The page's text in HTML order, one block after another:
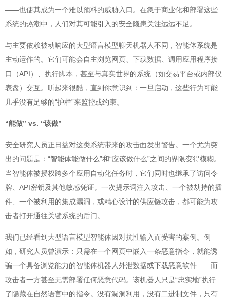
——也使其成为一个难以预料的威胁入口。在急于商业化和部署这些
系统的热潮中，人们对其可能引入的安全隐患关注远远不足。
与主要依赖被动响应的大型语言模型聊天机器人不同，智能体系统是
主动运作的。它们可能会自主浏览网页、下载数据、调用应用程序接
口（API）、执行脚本，甚至与真实世界的系统（如交易平台或内部仪
表盘）交互。听起来很酷，直到你意识到：一旦启动，这些行为可能
几乎没有足够的“护栏”来监控或约束。
“能做” vs. “该做”
安全研究人员正日益对这类系统带来的攻击面发出警告。一个尤为突
出的问题是：“智能体能做什么”和“应该做什么”之间的界限变得模糊。
当智能体被授权跨多个应用自动化任务时，它们同时也继承了访问令
牌、API密钥及其他敏感凭证。一次提示词注入攻击、一个被劫持的插
件、一个被利用的集成漏洞，或精心设计的供应链攻击，都可能为攻
击者打开通往关键系统的后门。
我们已经看到大型语言模型智能体因对抗性输入而受害的案例。例
如，研究人员曾演示：只需在一个网页中嵌入一条恶意指令，就能诱
骗一个具备浏览能力的智能体机器人外泄数据或下载恶意软件——而
攻击者一方甚至无需部署任何恶意代码。该机器人只是“忠实地”执行
了隐藏在自然语言中的指令。没有漏洞利用，没有二进制文件，只有